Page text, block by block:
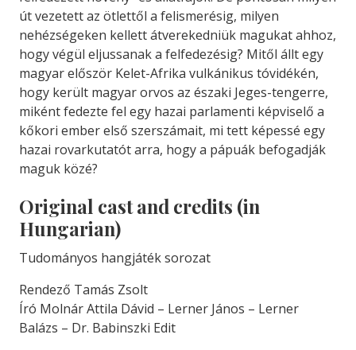
út vezetett az ötlettől a felismerésig, milyen
nehézségeken kellett átverekedniük magukat ahhoz,
hogy végül eljussanak a felfedezésig? Mitől állt egy
magyar először Kelet-Afrika vulkánikus tóvidékén,
hogy került magyar orvos az északi Jeges-tengerre,
miként fedezte fel egy hazai parlamenti képviselő a
kőkori ember első szerszámait, mi tett képessé egy
hazai rovarkutatót arra, hogy a pápuák befogadják
maguk közé?
Original cast and credits (in
Hungarian)
Tudományos hangjáték sorozat
Rendező Tamás Zsolt
Író Molnár Attila Dávid – Lerner János – Lerner
Balázs – Dr. Babinszki Edit